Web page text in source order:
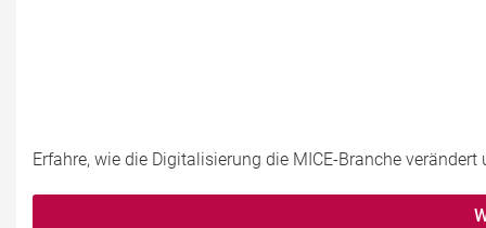
Erfahre, wie die Digitalisierung die MICE-Branche